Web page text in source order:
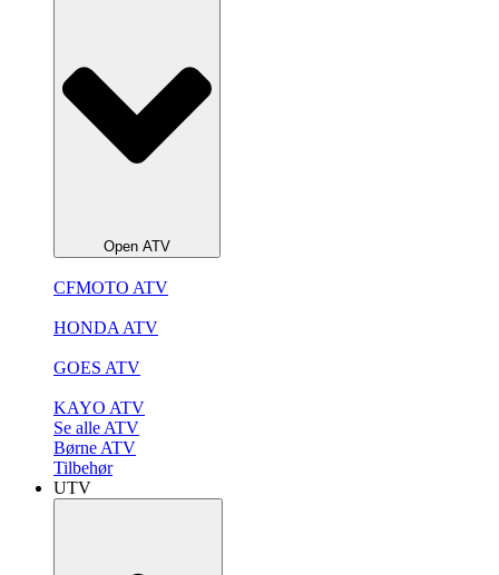
Open ATV
CFMOTO ATV
HONDA ATV
GOES ATV
KAYO ATV
Se alle ATV
Børne ATV
Tilbehør
UTV